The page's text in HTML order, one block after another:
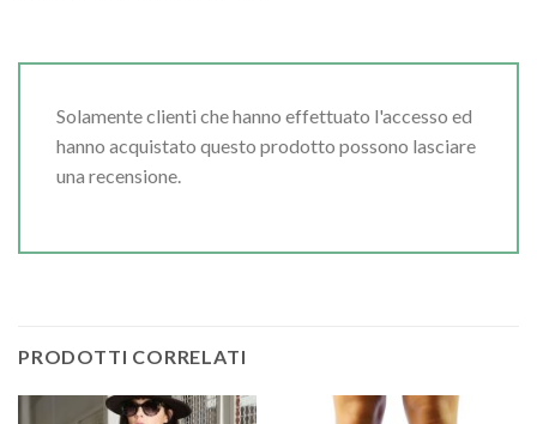
Solamente clienti che hanno effettuato l'accesso ed
hanno acquistato questo prodotto possono lasciare
una recensione.
PRODOTTI CORRELATI